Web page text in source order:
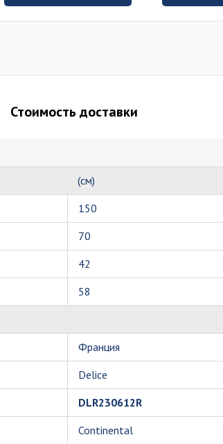
Стоимость доставки
(см)
150
70
42
58
Франция
Delice
DLR230612R
Continental